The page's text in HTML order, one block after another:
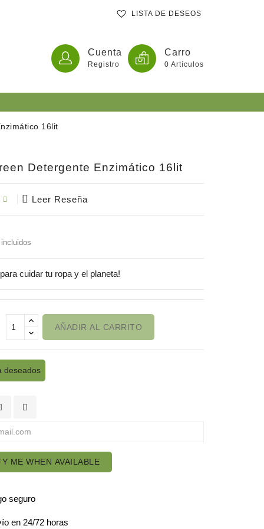
LISTA DE DESEOS
Cuenta
Registro
Carro
0 Artículos
16lit
Detergente Enzimático 16lit
Leer Reseña
incluidos
cuidar tu ropa y el planeta!
AÑADIR AL CARRITO
deseados
ME WHEN AVAILABLE
seguro
en 24/72 horas